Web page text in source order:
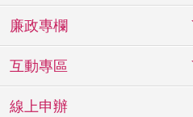
廉政專欄
互動專區
線上申辦